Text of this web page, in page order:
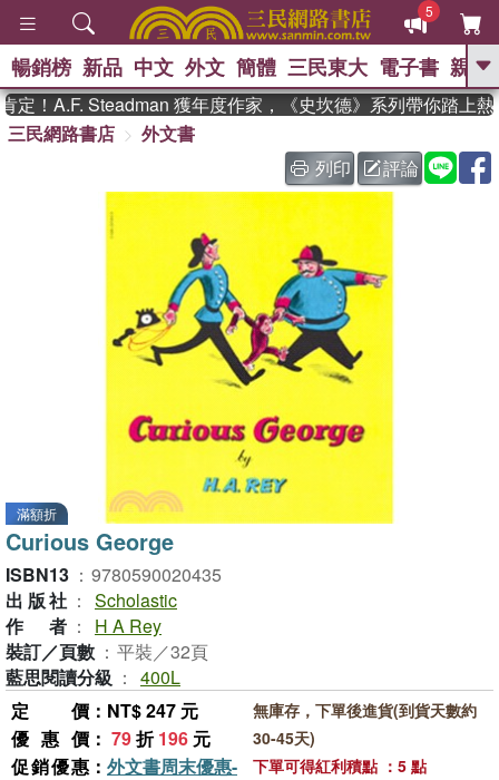
5
GO
The Odyssey 、 父親節 、 如果歷
史是一群喵 、 暑期推薦 、 國際布克
獎 臺灣漫遊錄 、 方念華
登輝時代
、 數學女孩：黎曼猜想
偉大的迷走神經
暢銷榜 新品 中文 外文 簡體 三民東大 電子書 親子
！A.F. Steadman 獲年度作家，《史坎德》系列帶你踏上熱
三民網路書店
外文書
列印
評論
滿額折
Curious George
ISBN13 ： 9780590020435
出版社 ： Scholastic
作者 ：
H A Rey
裝訂／頁數 ： 平裝／32頁
藍思閱讀分級 ： 400L
定價 ：NT$ 247 元
優惠價 ： 79折196 元
促銷優惠 ： 外文書周末優惠-
無庫存，下單後進貨(到貨天數約
30-45天)
下單可得紅利積點 ：5 點